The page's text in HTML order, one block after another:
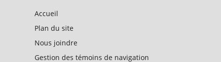
Accueil
Plan du site
Nous joindre
Gestion des témoins de navigation